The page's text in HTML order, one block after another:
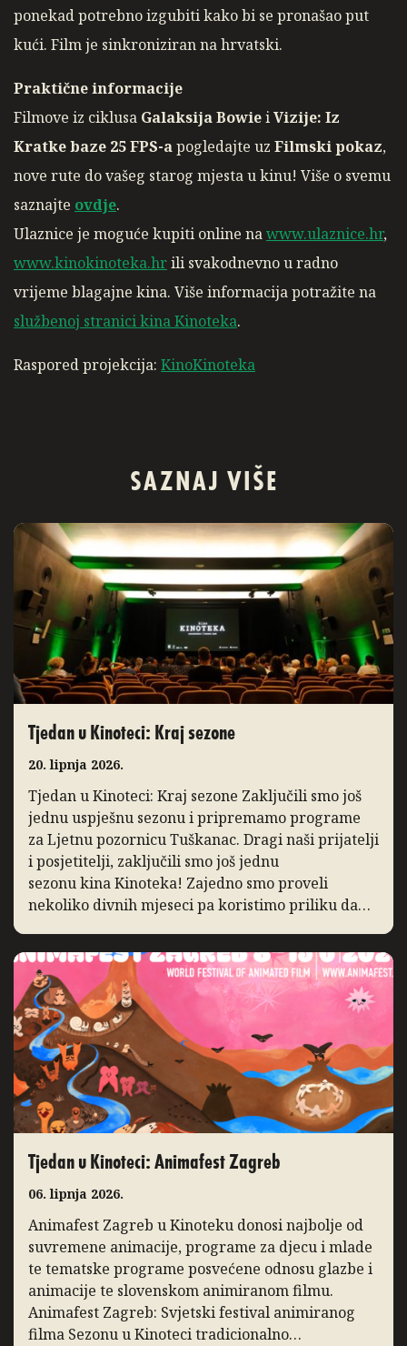
ponekad potrebno izgubiti kako bi se pronašao put
kući. Film je sinkroniziran na hrvatski.
Praktične informacije
Filmove iz ciklusa Galaksija BowieiVizije: Iz
Kratke baze 25 FPS-apogledajte uz Filmski pokaz,
nove rute do vašeg starog mjesta u kinu! Više o svemu
saznajte ovdje.
Ulaznice je moguće kupiti online nawww.ulaznice.hr,
www.kinokinoteka.hrili svakodnevno u radno
vrijeme blagajne kina. Više informacija potražite na
službenoj stranici kina Kinoteka.
Raspored projekcija: KinoKinoteka
SAZNAJ VIŠE
Tjedan u Kinoteci: Kraj sezone
20. lipnja 2026.
Tjedan u Kinoteci: Kraj sezone Zaključili smo još
jednu uspješnu sezonu i pripremamo programe
za Ljetnu pozornicu Tuškanac. Dragi naši prijatelji
i posjetitelji, zaključili smo još jednu
sezonu kina Kinoteka! Zajedno smo proveli
nekoliko divnih mjeseci pa koristimo priliku da
godine bilježimo porast posjećenosti programa,
posebice distribucijskih naslova […]
Tjedan u Kinoteci: Animafest Zagreb
06. lipnja 2026.
Animafest Zagreb u Kinoteku donosi najbolje od
suvremene animacije, programe za djecu i mlade
te tematske programe posvećene odnosu glazbe i
animacije te slovenskom animiranom filmu.
Animafest Zagreb: Svjetski festival animiranog
filma Sezonu u Kinoteci tradicionalno